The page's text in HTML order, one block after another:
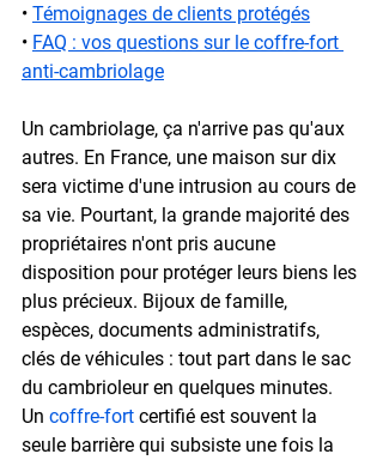
• Témoignages de clients protégés
• FAQ : vos questions sur le coffre-fort
anti-cambriolage
Un cambriolage, ça n'arrive pas qu'aux
autres. En France, une maison sur dix
sera victime d'une intrusion au cours de
sa vie. Pourtant, la grande majorité des
propriétaires n'ont pris aucune
disposition pour protéger leurs biens les
plus précieux. Bijoux de famille,
espèces, documents administratifs,
clés de véhicules : tout part dans le sac
du cambrioleur en quelques minutes.
Un coffre-fort certifié est souvent la
seule barrière qui subsiste une fois la